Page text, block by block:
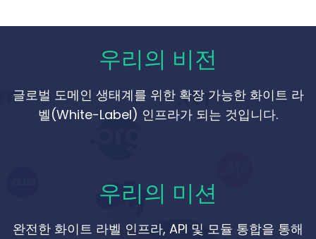
우리의 비전
글로벌 도메인 생태계를 위한 확장 가능한 화이트 라
벨(White-Label) 인프라가 되는 것입니다.
우리의 미션
완전한 화이트 라벨 인프라, API 및 모듈 통합을 통해